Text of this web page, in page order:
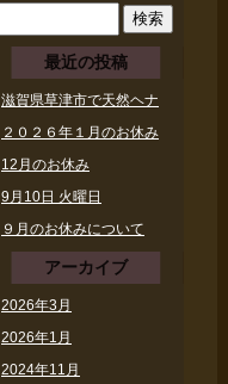
最近の投稿
滋賀県草津市で天然ヘナ
２０２６年１月のお休み
12月のお休み
9月10日 火曜日
９月のお休みについて
アーカイブ
2026年3月
2026年1月
2024年11月